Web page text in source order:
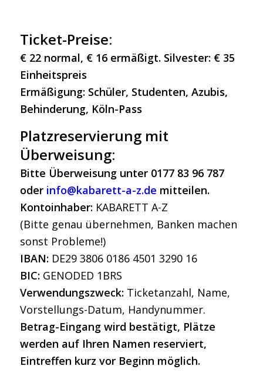
Ticket-Preise:
€ 22 normal, € 16 ermäßigt. Silvester: € 35
Einheitspreis
Ermäßigung: Schüler, Studenten, Azubis,
Behinderung, Köln-Pass
Platzreservierung mit
Überweisung:
Bitte Überweisung unter 0177 83 96 787
oder info@kabarett-a-z.de mitteilen.
Kontoinhaber:KABARETT A-Z
(Bitte genau übernehmen, Banken machen
sonst Probleme!)
IBAN:DE29 3806 0186 4501 3290 16
BIC:GENODED 1BRS
Verwendungszweck:Ticketanzahl, Name,
Vorstellungs-Datum, Handynummer.
Betrag-Eingang wird bestätigt, Plätze
werden auf Ihren Namen reserviert,
Eintreffen kurz vor Beginn möglich.